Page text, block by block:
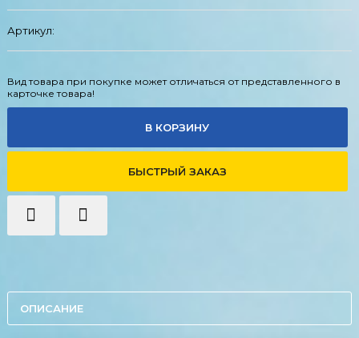
Артикул:
Вид товара при покупке может отличаться от представленного в
карточке товара!
В КОРЗИНУ
БЫСТРЫЙ ЗАКАЗ
ОПИСАНИЕ